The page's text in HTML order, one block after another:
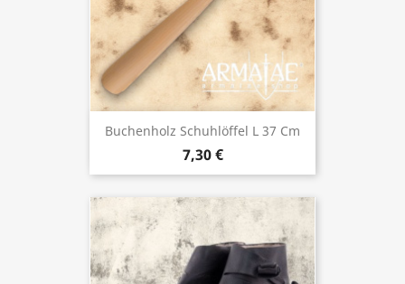
Buchenholz Schuhlöffel L 37 Cm
7,30 €